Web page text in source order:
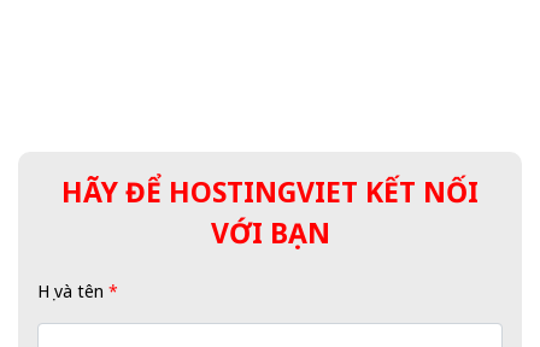
HÃY ĐỂ HOSTINGVIET KẾT NỐI
VỚI BẠN
Họ và tên *